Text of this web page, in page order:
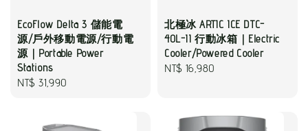
EcoFlow Delta 3 儲能電
源/戶外移動電源/行動電
源｜Portable Power
Stations
Regular
NT$ 31,990
北極冰 ARTIC ICE DTC-
40L-II 行動冰箱｜Electric
Cooler/Powered Cooler
Regular
NT$ 16,980